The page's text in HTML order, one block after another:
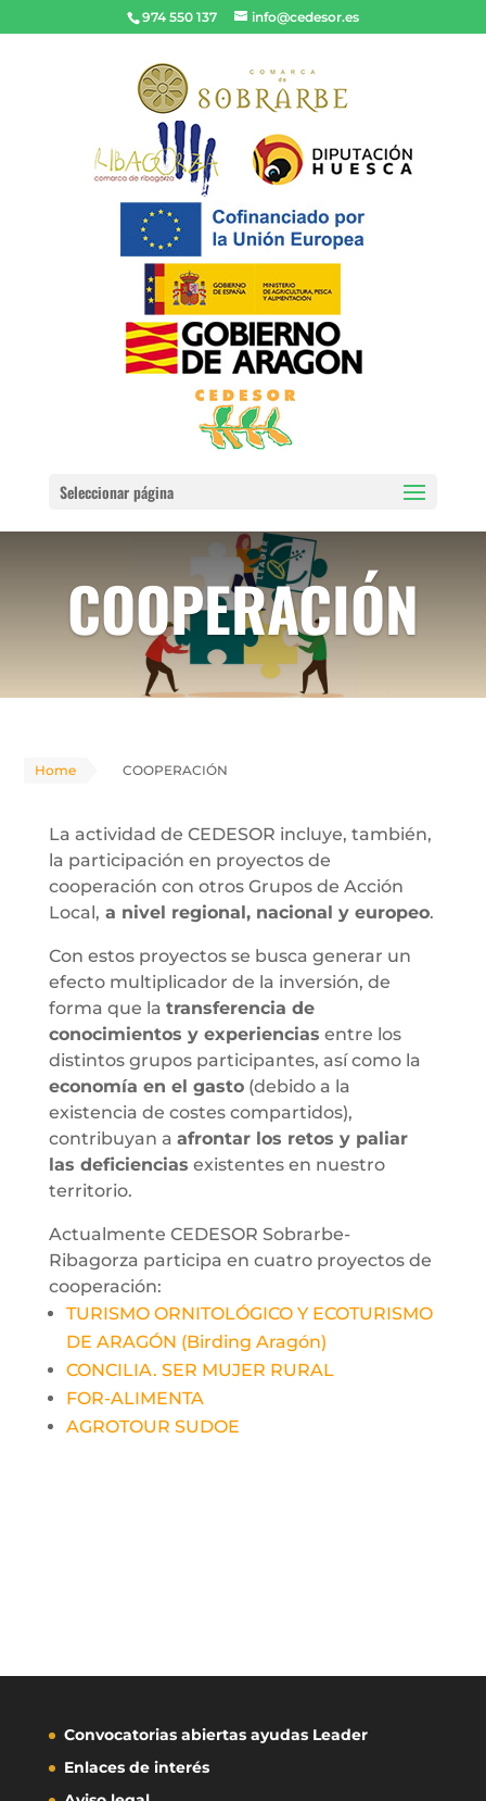
974 550 137 info@cedesor.es
Seleccionar página
COOPERACIÓN
Home COOPERACIÓN
La actividad de CEDESOR incluye, también,
la participación en proyectos de
cooperación con otros Grupos de Acción
Local, a nivel regional, nacional y europeo.
Con estos proyectos se busca generar un
efecto multiplicador de la inversión, de
forma que la transferencia de
conocimientos y experiencias entre los
distintos grupos participantes, así como la
economía en el gasto(debido a la
existencia de costes compartidos),
contribuyan a afrontar los retos y paliar
las deficiencias existentes en nuestro
territorio.
Actualmente CEDESOR Sobrarbe-
Ribagorza participa en cuatro proyectos de
cooperación:
TURISMO ORNITOLÓGICO Y ECOTURISMO
DE ARAGÓN (Birding Aragón)
CONCILIA. SER MUJER RURAL
FOR-ALIMENTA
AGROTOUR SUDOE
Convocatorias abiertas ayudas Leader
Enlaces de interés